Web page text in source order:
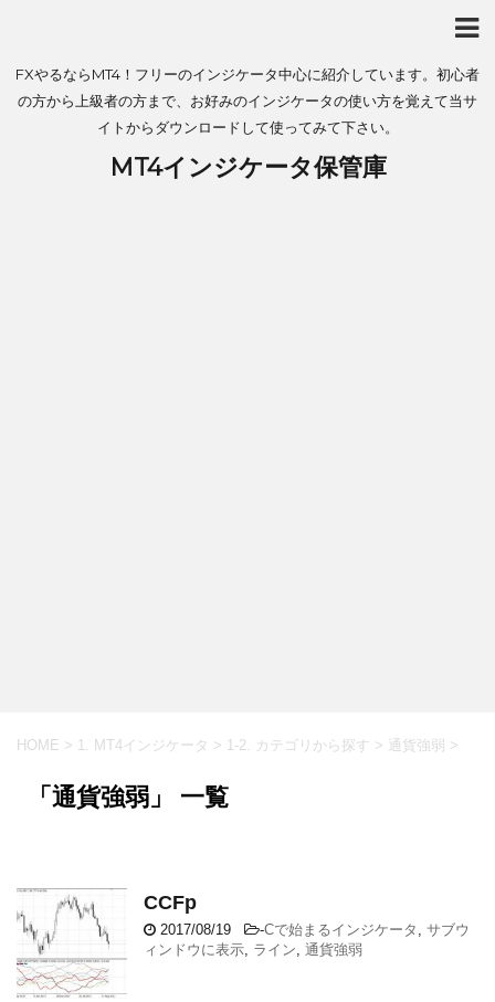
FXやるならMT4！フリーのインジケータ中心に紹介しています。初心者
の方から上級者の方まで、お好みのインジケータの使い方を覚えて当サ
イトからダウンロードして使ってみて下さい。
MT4インジケータ保管庫
HOME > 1. MT4インジケータ > 1-2. カテゴリから探す > 通貨強弱 >
「通貨強弱」 一覧
CCFp
2017/08/19 -Cで始まるインジケータ
サブウ
ィンドウに表示 ライン 通貨強弱